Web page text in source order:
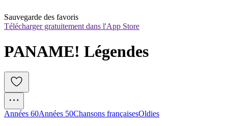
Sauvegarde des favoris
Télécharger gratuitement dans l'App Store
PANAME! Légendes
Années 60Années 50Chansons françaisesOldies